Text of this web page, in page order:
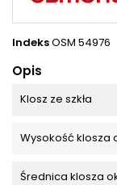
IndeksOSM 54976
Opis
Klosz ze szkła
Wysokość klosza
Średnica klosza